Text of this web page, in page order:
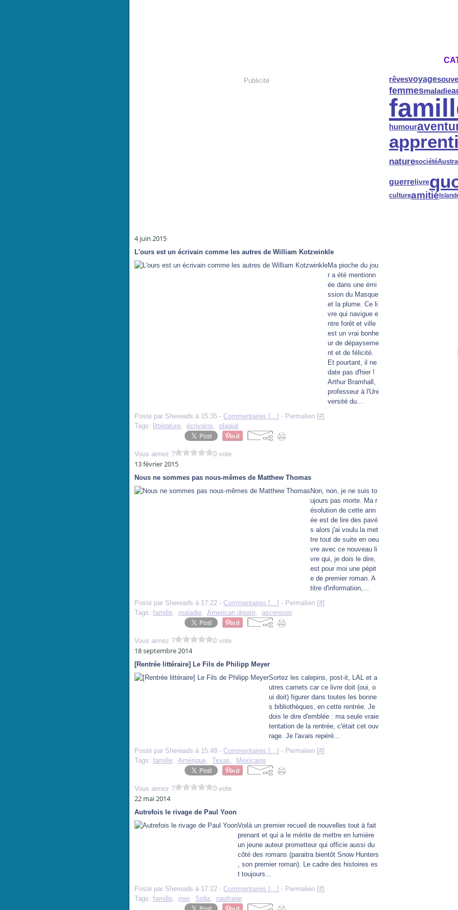
Publicité
4 juin 2015
L'ours est un écrivain comme les autres de William Kotzwinkle
Ma pioche du jou
r a été mentionn
ée dans une émi
ssion du Masque
et la plume. Ce li
vre qui navigue e
ntre forêt et ville
est un vrai bonhe
ur de dépayseme
nt et de félicité.
Et pourtant, il ne
date pas d'hier !
Arthur Bramhall,
professeur à l'Uni
versité du...
Posté par Shereads à 15:35 - Commentaires […] - Permalien [#]
Tags: littérature, écrivains, plagiat
Vous aimez ? 0 vote
13 février 2015
Nous ne sommes pas nous-mêmes de Matthew Thomas
Non, non, je ne suis to
ujours pas morte. Ma r
ésolution de cette ann
ée est de lire des pavé
s alors j'ai voulu la met
tre tout de suite en oeu
vre avec ce nouveau li
vre qui, je dois le dire,
est pour moi une pépit
e de premier roman. A
titre d'information,...
Posté par Shereads à 17:22 - Commentaires […] - Permalien [#]
Tags: famille, maladie, American dream, ascension
Vous aimez ? 0 vote
18 septembre 2014
[Rentrée littéraire] Le Fils de Philipp Meyer
Sortez les calepins, post-it, LAL et a
utres carnets car ce livre doit (oui, o
ui doit) figurer dans toutes les bonne
s bibliothèques, en cette rentrée. Je
dois le dire d'emblée : ma seule vraie
tentation de la rentrée, c'était cet ouv
rage. Je l'avais repéré...
Posté par Shereads à 15:48 - Commentaires […] - Permalien [#]
Tags: famille, Amérique, Texas, Mexicains
Vous aimez ? 0 vote
22 mai 2014
Autrefois le rivage de Paul Yoon
Voilà un premier recueil de nouvelles tout à fait
prenant et qui a le mérite de mettre en lumière
un jeune auteur prometteur qui officie aussi du
côté des romans (paraitra bientôt Snow Hunters
, son premier roman). Le cadre des histoires es
t toujours...
Posté par Shereads à 17:22 - Commentaires […] - Permalien [#]
Tags: famille, mer, Solla, naufrage
rêvesvoyage
femmesmaladie
humour
naturesociété
guerrelivre
cultureamitié